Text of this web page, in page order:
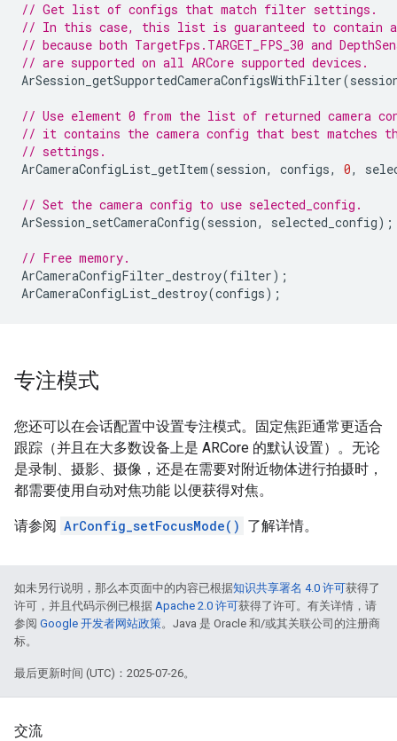
// Get list of configs that match filter settings.
// In this case, this list is guaranteed to contain
// because both TargetFps.TARGET_FPS_30 and
// are supported on all ARCore supported devices.
ArSession_getSupportedCameraConfigsWithFilter(
// Use element 0 from the list of returned camera
// it contains the camera config that best matches
// settings.
ArCameraConfigList_getItem(session, configs, 0,
// Set the camera config to use selected_config.
ArSession_setCameraConfig(session, selected_config);
// Free memory.
ArCameraConfigFilter_destroy(filter);
ArCameraConfigList_destroy(configs);
专注模式
您还可以在会话配置中设置专注模式。固定焦距通常更适合
跟踪（并且在大多数设备上是 ARCore 的默认设置）。无论
是录制、摄影、摄像，还是在需要对附近物体进行拍摄时，
都需要使用自动对焦功能 以便获得对焦。
请参阅 ArConfig_setFocusMode() 了解详情。
如未另行说明，那么本页面中的内容已根据知识共享署名 4.0 许可获得了
许可，并且代码示例已根据 Apache 2.0 许可获得了许可。有关详情，请
参阅 Google 开发者网站政策。Java 是 Oracle 和/或其关联公司的注册商
标。
最后更新时间 (UTC)：2025-07-26。
交流